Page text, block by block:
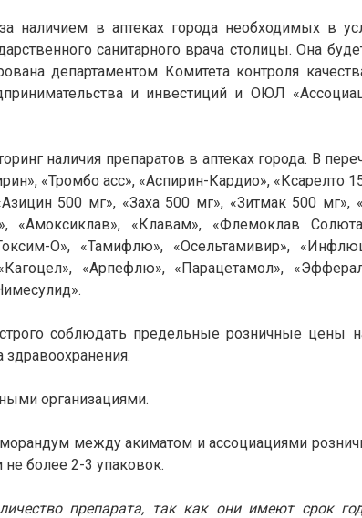
наличием в аптеках города необходимых в
санитарного врача столицы. Она
департаментом Комитета контроля
и инвестиций и ОЮЛ
наличия препаратов в аптеках города. В
«Тромбо асс», «Аспирин-Кардио», «Ксарелто
500 мг», «Заха 500 мг», «Зитмак 500 мг»,
«Амоксиклав», «Клавам», «Флемоклав
О», «Тамифлю», «Осельтамивир»,
«Арпефлю», «Парацетамол»,
соблюдать предельные розничные цены
здравоохранения.
организациями.
между акиматом и ассоциациями
не более 2-3 упаковок.
препарата, так как они имеют срок